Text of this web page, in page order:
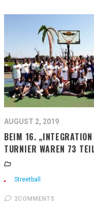
AUGUST 2, 2019
BEIM 16.
TURNIER WAREN 73
Streetball
2COMMENTS